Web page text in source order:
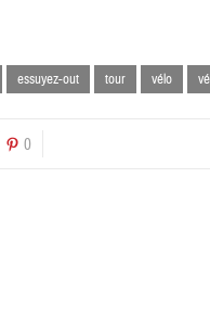
essuyez-out tour vélo
0